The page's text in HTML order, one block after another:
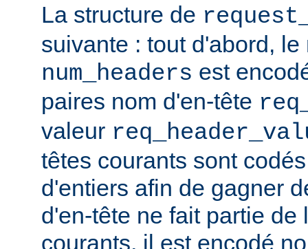
La structure de
suivante : tout d'abord,
num_headers est
paires nom d'en-tête
valeur
têtes courants sont
d'entiers afin de gagner
d'en-tête ne fait partie de
courants, il est encodé